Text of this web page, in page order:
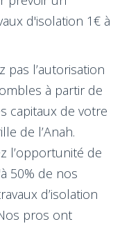
d'isolation 1€ à
pas l’autorisation
à partir de
capitaux de votre
de l’Anah.
l’opportunité de
50% de nos
d’isolation
pros ont